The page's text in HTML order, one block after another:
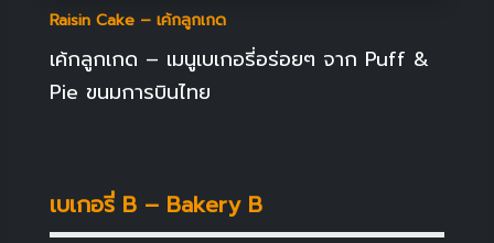
Raisin Cake – เค้กลูกเกด
เค้กลูกเกด – เมนูเบเกอรี่อร่อยๆ จาก Puff &
Pie ขนมการบินไทย
เบเกอรี่ B – Bakery B